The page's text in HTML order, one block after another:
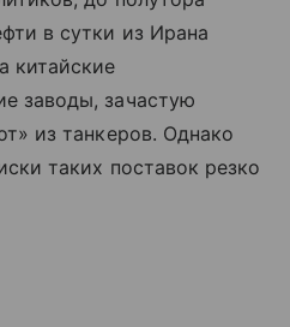
в сутки из Ирана
китайские
заводы, зачастую
из танкеров. Однако
таких поставок резко